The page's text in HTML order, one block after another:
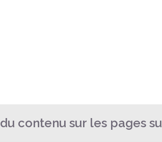
du contenu sur les pages